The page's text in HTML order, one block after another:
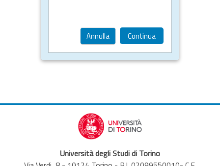
Annulla Continua
Università degli Studi di Torino